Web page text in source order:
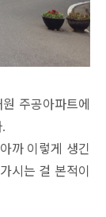
주공아파트에
.
아까 이렇게 생긴
시는 걸 본적이